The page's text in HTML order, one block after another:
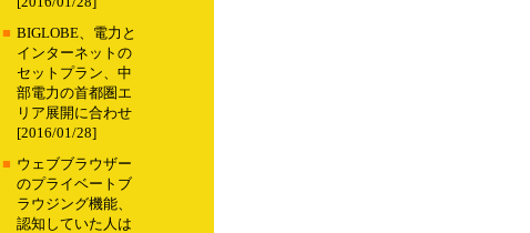
■ BIGLOBE、電力と
インターネットの
セットプラン、中
部電力の首都圏エ
リア展開に合わせ
[2016/01/28]
■ ウェブブラウザー
のプライベートブ
ラウジング機能、
認知していた人は